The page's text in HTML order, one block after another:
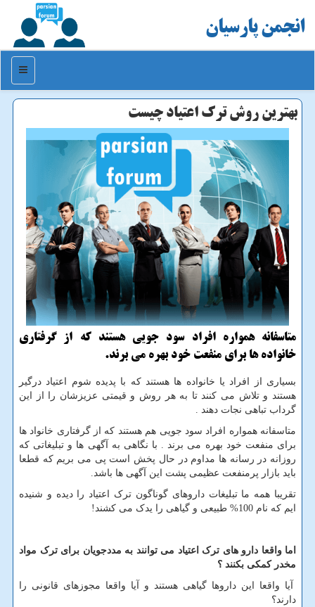
انجمن پارسیان
منو
بهترین روش ترك اعتیاد چیست
متاسفانه همواره افراد سود جویی هستند كه از گرفتاری
خانواده ها برای منفعت خود بهره می برند.
بسیاری از افراد یا خانواده ها هستند که با پدیده شوم اعتیاد درگیر
هستند و تلاش می کنند تا به هر روش و قیمتی عزیزشان را از این
گرداب تباهی نجات دهند .
متاسفانه همواره افراد سود جویی هم هستند که از گرفتاری خانواد ها
برای منفعت خود بهره می برند . با نگاهی به آگهی ها و تبلیغاتی که
روزانه در رسانه ها مداوم در حال پخش است پی می بریم که قطعا
باید بازار پرمنفعت عظیمی پشت این آگهی ها باشد.
تقریبا همه ما تبلیغات داروهای گوناگون ترک اعتیاد را دیده و شنیده
ایم که نام 100% طبیعی و گیاهی را یدک می کشند!
اما واقعا دارو های ترک اعتیاد می توانند به مددجویان برای ترک مواد
مخدر کمکی بکنند ؟
آیا واقعا این داروها گیاهی هستند و آیا واقعا مجوزهای قانونی را
دارند؟